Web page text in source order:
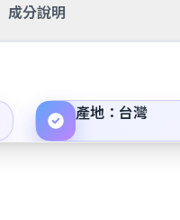
成分說明
產地：台灣